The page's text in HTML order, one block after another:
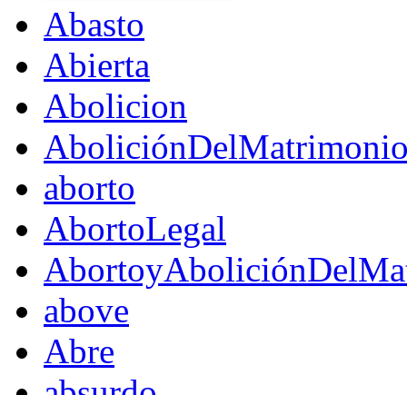
Abasto
Abierta
Abolicion
aborto
AbortoLegal
above
Abre